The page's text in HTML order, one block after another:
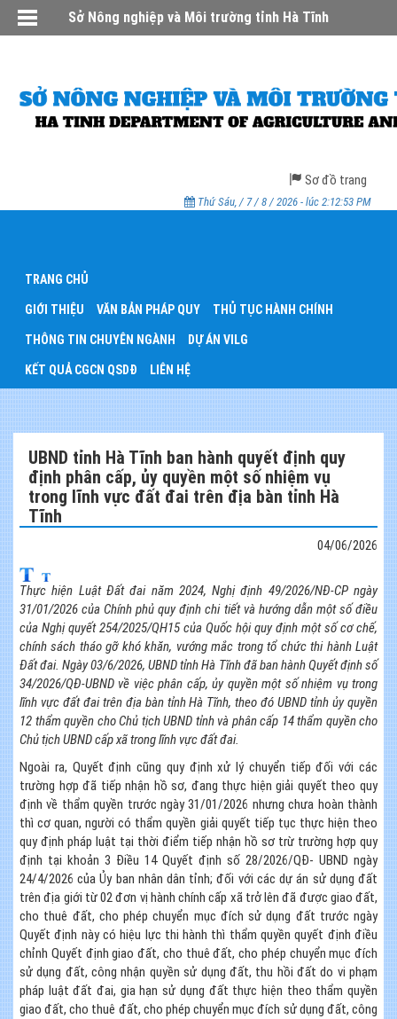
Sở Nông nghiệp và Môi trường tỉnh Hà Tĩnh
Sơ đồ trang
Thứ Sáu, / 7 / 8 / 2026 - lúc 2:12:53 PM
TRANG CHỦ
GIỚI THIỆU VĂN BẢN PHÁP QUY THỦ TỤC HÀNH CHÍNH
THÔNG TIN CHUYÊN NGÀNH DỰ ÁN VILG
KẾT QUẢ CGCN QSDĐ LIÊN HỆ
UBND tỉnh Hà Tĩnh ban hành quyết định quy
định phân cấp, ủy quyền một số nhiệm vụ
trong lĩnh vực đất đai trên địa bàn tỉnh Hà
Tĩnh
04/06/2026
Thực hiện Luật Đất đai năm 2024, Nghị định 49/2026/NĐ-CP ngày
31/01/2026 của Chính phủ quy định chi tiết và hướng dẫn một số điều
của Nghị quyết 254/2025/QH15 của Quốc hội quy định một số cơ chế,
chính sách tháo gỡ khó khăn, vướng mắc trong tổ chức thi hành Luật
Đất đai. Ngày 03/6/2026, UBND tỉnh Hà Tĩnh đã ban hành Quyết định số
34/2026/QĐ-UBND về việc phân cấp, ủy quyền một số nhiệm vụ trong
lĩnh vực đất đai trên địa bàn tỉnh Hà Tĩnh, theo đó UBND tỉnh ủy quyền
12 thẩm quyền cho Chủ tịch UBND tỉnh và phân cấp 14 thẩm quyền cho
Chủ tịch UBND cấp xã trong lĩnh vực đất đai.
Ngoài ra, Quyết định cũng quy định xử lý chuyển tiếp đối với các
trường hợp đã tiếp nhận hồ sơ, đang thực hiện giải quyết theo quy
định về thẩm quyền trước ngày 31/01/2026 nhưng chưa hoàn thành
thì cơ quan, người có thẩm quyền giải quyết tiếp tục thực hiện theo
quy định pháp luật tại thời điểm tiếp nhận hồ sơ trừ trường hợp quy
định tại khoản 3 Điều 14 Quyết định số 28/2026/QĐ- UBND ngày
24/4/2026 của Ủy ban nhân dân tỉnh; đối với các dự án sử dụng đất
trên địa giới từ 02 đơn vị hành chính cấp xã trở lên đã được giao đất,
cho thuê đất, cho phép chuyển mục đích sử dụng đất trước ngày
Quyết định này có hiệu lực thi hành thì thẩm quyền quyết định điều
chỉnh Quyết định giao đất, cho thuê đất, cho phép chuyển mục đích
sử dụng đất, công nhận quyền sử dụng đất, thu hồi đất do vi phạm
pháp luật đất đai, gia hạn sử dụng đất thực hiện theo thẩm quyền
giao đất, cho thuê đất, cho phép chuyển mục đích sử dụng đất, công